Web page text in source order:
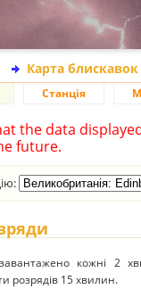
Карта
Станція
the data
future.
кожні 2
розрядів 15 хвилин.